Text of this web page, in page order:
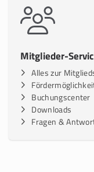
Mitglieder-
Alles zur
Buchungscenter
Downloads
Fragen &